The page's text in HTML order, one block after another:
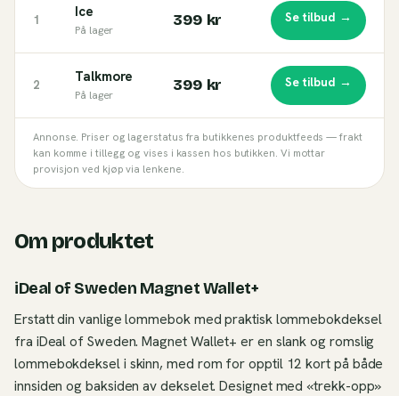
1 Ice
På lager
399 kr Se tilbud →
2 Talkmore
På lager
399 kr Se tilbud →
Annonse. Priser og lagerstatus fra butikkenes produktfeeds — frakt
kan komme i tillegg og vises i kassen hos butikken. Vi mottar
provisjon ved kjøp via lenkene.
Om produktet
iDeal of Sweden Magnet Wallet+
Erstatt din vanlige lommebok med praktisk lommebokdeksel
fra iDeal of Sweden. Magnet Wallet+ er en slank og romslig
lommebokdeksel i skinn, med rom for opptil 12 kort på både
innsiden og baksiden av dekselet. Designet med «trekk-opp»